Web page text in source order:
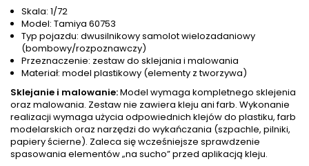
Skala: 1/72
Model: Tamiya 60753
Typ pojazdu: dwusilnikowy samolot wielozadaniowy
(bombowy/rozpoznawczy)
Przeznaczenie: zestaw do sklejania i malowania
Materiał: model plastikowy (elementy z tworzywa)
Sklejanie i malowanie:Model wymaga kompletnego sklejenia
oraz malowania. Zestaw nie zawiera kleju ani farb. Wykonanie
realizacji wymaga użycia odpowiednich klejów do plastiku, farb
modelarskich oraz narzędzi do wykańczania (szpachle, pilniki,
papiery ścierne). Zaleca się wcześniejsze sprawdzenie
spasowania elementów „na sucho” przed aplikacją kleju.